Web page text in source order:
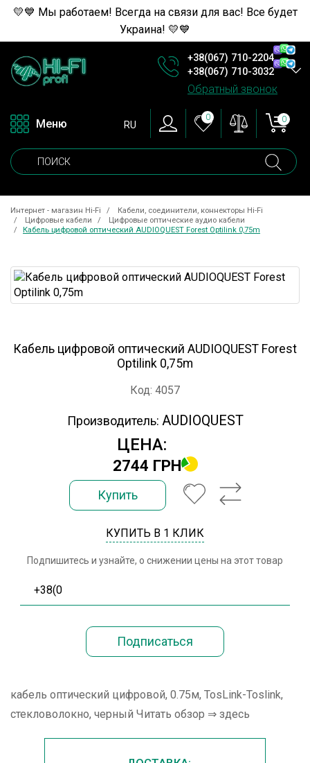
💛💙 Мы работаем! Всегда на связи для вас! Все будет
Украина! 💛💙
+38(067) 710-2204
+38(067) 710-3032
Обратный звонок
Меню RU
0 0
Интернет - магазин Hi-Fi
Кабели, соединители, коннекторы Hi-Fi
Цифровые кабели
Цифровые оптические аудио кабели
Кабель цифровой оптический AUDIOQUEST Forest Optilink 0,75m
Кабель цифровой оптический AUDIOQUEST Forest
Optilink 0,75m
Код: 4057
Производитель: AUDIOQUEST
ЦЕНА:
2744 ГРН
Купить
КУПИТЬ В 1 КЛИК
Подпишитесь и узнайте, о снижении цены на этот товар
кабель оптический цифровой, 0.75м, TosLink-Toslink,
стекловолокно, черный Читать обзор ⇒ здесь